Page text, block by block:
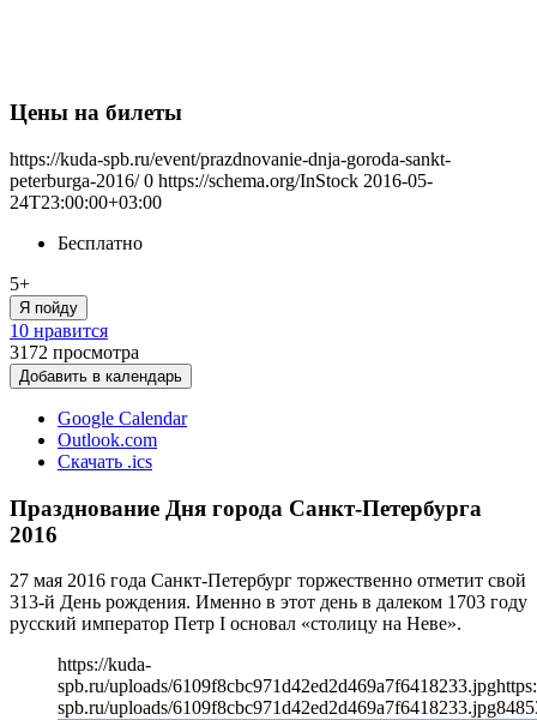
Цены на билеты
https://kuda-spb.ru/event/prazdnovanie-dnja-goroda-sankt-
peterburga-2016/ 0 https://schema.org/InStock 2016-05-
24T23:00:00+03:00
Бесплатно
5+
Я пойду
10 нравится
3172 просмотра
Добавить в календарь
Google Calendar
Outlook.com
Скачать .ics
Празднование Дня города Санкт-Петербурга
2016
27 мая 2016 года Санкт-Петербург торжественно отметит свой
313-й День рождения. Именно в этот день в далеком 1703 году
русский император Петр I основал «столицу на Неве».
https://kuda-
spb.ru/uploads/6109f8cbc971d42ed2d469a7f6418233.jpg
spb.ru/uploads/6109f8cbc971d42ed2d469a7f6418233.jpg848